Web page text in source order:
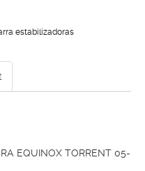
estabilizadoras
EQUINOX TORRENT 05-